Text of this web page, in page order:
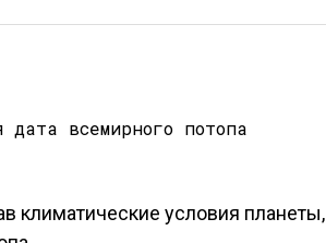
климатические условия планеты,